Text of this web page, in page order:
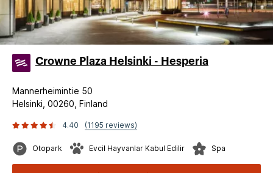
Crowne Plaza Helsinki - Hesperia
Mannerheimintie 50
Helsinki, 00260, Finland
4.40 (1195 reviews)
Otopark Evcil Hayvanlar Kabul Edilir Spa